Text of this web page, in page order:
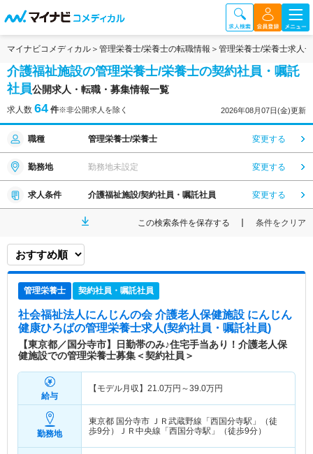
マイナビコメディカル 管理栄養士/栄養士の転職情報 管理栄養士/栄養士求人
介護福祉施設の管理栄養士/栄養士の契約社員・嘱託
社員公開求人・転職・募集情報一覧
求人数 64 件※非公開求人を除く 2026年08月07日(金)更新
職種 管理栄養士/栄養士 変更する
勤務地 勤務地未設定 変更する
求人条件 介護福祉施設/契約社員・嘱託社員 変更する
この検索条件を保存する 条件をクリア
管理栄養士 契約社員・嘱託社員
社会福祉法人にんじんの会 介護老人保健施設 にんじん
健康ひろばの管理栄養士求人(契約社員・嘱託社員)
【東京都／国分寺市】日勤帯のみ♪住宅手当あり！介護老人保
健施設での管理栄養士募集＜契約社員＞
給与
【モデル月収】 21.0万円～39.0万円
勤務地
東京都 国分寺市 ＪＲ武蔵野線「西国分寺駅」（徒
歩9分）ＪＲ中央線「西国分寺駅」（徒歩9分）